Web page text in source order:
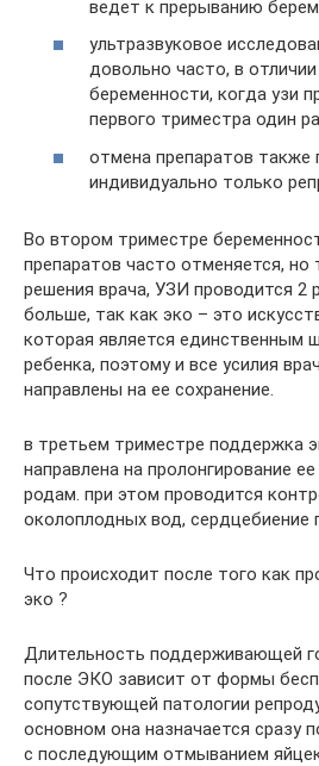
ведет к прерыванию
ультразвуковое
довольно часто, в
беременности, когда узи
первого триместра один
отмена препаратов также
индивидуально только
Во втором триместре
препаратов часто отменяется, но
решения врача, УЗИ проводится 2
больше, так как эко – это
которая является единственным
ребенка, поэтому и все усилия
направлены на ее сохранение.
в третьем триместре поддержка
направлена на пролонгирование
родам. при этом проводится
околоплодных вод, сердцебиение
Что происходит после того как
эко ?
Длительность поддерживающей
после ЭКО зависит от формы
сопутствующей патологии
основном она назначается сразу
с последующим отмыванием